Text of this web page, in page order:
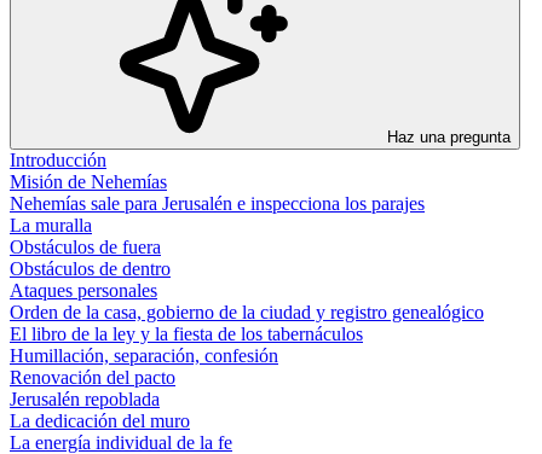
Haz una pregunta
Introducción
Misión de Nehemías
Nehemías sale para Jerusalén e inspecciona los parajes
La muralla
Obstáculos de fuera
Obstáculos de dentro
Ataques personales
Orden de la casa, gobierno de la ciudad y registro genealógico
El libro de la ley y la fiesta de los tabernáculos
Humillación, separación, confesión
Renovación del pacto
Jerusalén repoblada
La dedicación del muro
La energía individual de la fe